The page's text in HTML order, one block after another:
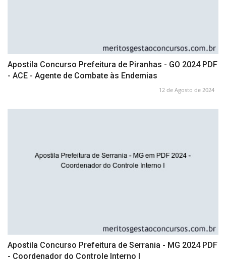
Apostila Concurso Prefeitura de Piranhas - GO 2024 PDF
- ACE - Agente de Combate às Endemias
12 de Agosto de 2024
Apostila Concurso Prefeitura de Serrania - MG 2024 PDF
- Coordenador do Controle Interno I